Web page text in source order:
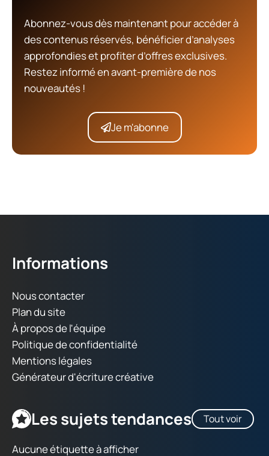
Abonnez-vous dès maintenant pour accéder à
des contenus réservés, bénéficier d’analyses
approfondies et profiter d’offres exclusives.
Restez informé en avant-première de nos
nouveautés !
Je m'abonne
Informations
Nous contacter
Plan du site
À propos de l'équipe
Politique de confidentialité
Mentions légales
Générateur d'écriture créative
Les sujets tendances Tout voir
Aucune étiquette à afficher